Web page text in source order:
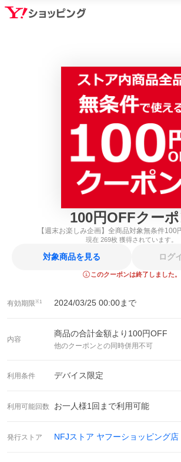
100円OFFクー
【週末お楽しみ企画】全商品対象無条件100
現在 269枚 獲得されています。
対象商品を見る ログ
このクーポンは終了しました。
有効期限※1 2024/03/25 00:00まで
内容
商品の合計金額より 100円OFF
他のクーポンとの同時併用不可
利用条件 デバイス限定
利用可能回数 お一人様1 回まで利用可能
発行ストア NFJストア ヤフーショッピング店